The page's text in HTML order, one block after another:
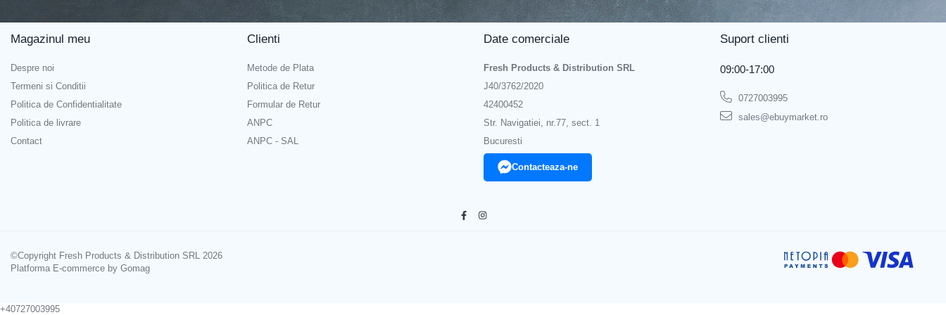
Confetti
Costume si Deghizare
Fete Masa si Perdele Franjurate
Lumanari si Toppere
Pompe Baloane
Costume Craciun
Balonul se livreaza neumflat.
Setul contine un pai transparent pentru umflare balonului
Pentru a prelungi durata de viața a balonului, evita expunerea directa la soare, aer condiționat, ger sau alte condiții extreme.
Alege baloanele pentru a transforma orice eveniment într-o experiența speciala, plina de culoare și eleganța!
Magazinul meu
Despre noi
Termeni si Conditii
Politica de Confidentialitate
Politica de livrare
Contact
Clienti
Metode de Plata
Politica de Retur
Formular de Retur
ANPC
ANPC - SAL
Date comerciale
Fresh Products & Distribution SRL
J40/3762/2020
42400452
Str. Navigatiei, nr.77, sect. 1
Bucuresti
Contacteaza-ne
Suport clienti
09:00-17:00
0727003995
sales@ebuymarket.ro
©Copyright Fresh Products & Distribution SRL 2026
Platforma E-commerce by Gomag
+40727003995